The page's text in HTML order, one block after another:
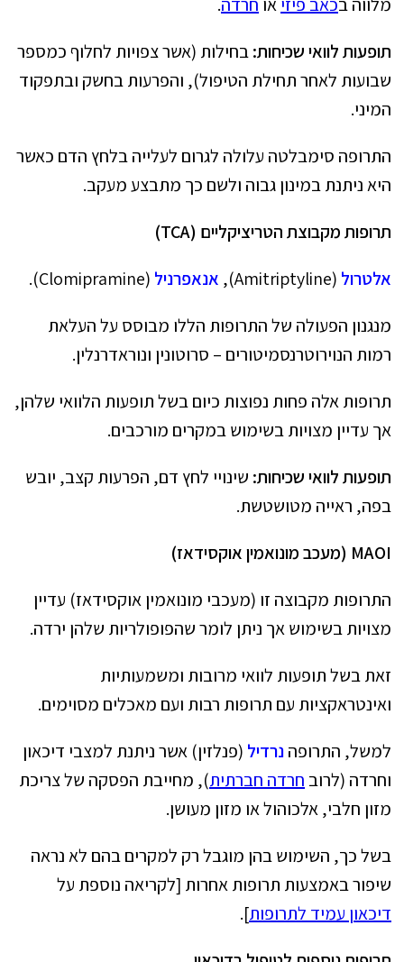
מלווה בכאב פיזיאו חרדה.
תופעות לוואי שכיחות:בחילות (אשר צפויות לחלוף כמספר
שבועות לאחר תחילת הטיפול), והפרעות בחשק ובתפקוד
המיני.
התרופה סימבלטה עלולה לגרום לעלייה בלחץ הדם כאשר
היא ניתנת במינון גבוה ולשם כך מתבצע מעקב.
תרופות מקבוצת הטריציקליים (TCA
)
אלטרול (Amitriptyline), אנאפרניל (Clomipramine).
מנגנון הפעולה של התרופות הללו מבוסס על העלאת
רמות הנוירוטרנסמיטורים – סרוטונין ונוראדרנלין.
תרופות אלה פחות נפוצות כיום בשל תופעות הלוואי שלהן,
אך עדיין מצויות בשימוש במקרים מורכבים.
תופעות לוואי שכיחות: שינויי לחץ דם, הפרעות קצב, יובש
בפה, ראייה מטושטשת.
MAOI (מעכב מונואמין אוקסידאז)
התרופות מקבוצה זו (מעכבי מונואמין אוקסידאז) עדיין
מצויות בשימוש אך ניתן לומר שהפופולריות שלהן ירדה.
זאת בשל תופעות לוואי מרובות ומשמעותיות
ואינטראקציות עם תרופות רבות ועם מאכלים מסוימים.
למשל, התרופהנרדיל (פנלזין) אשר ניתנת למצבי דיכאון
וחרדה (לרוב חרדה חברתית), מחייבת הפסקה של צריכת
מזון חלבי, אלכוהול או מזון מעושן.
בשל כך, השימוש בהן מוגבל רק למקרים בהם לא נראה
שיפור באמצעות תרופות אחרות [לקריאה נוספת על
דיכאון עמיד לתרופות].